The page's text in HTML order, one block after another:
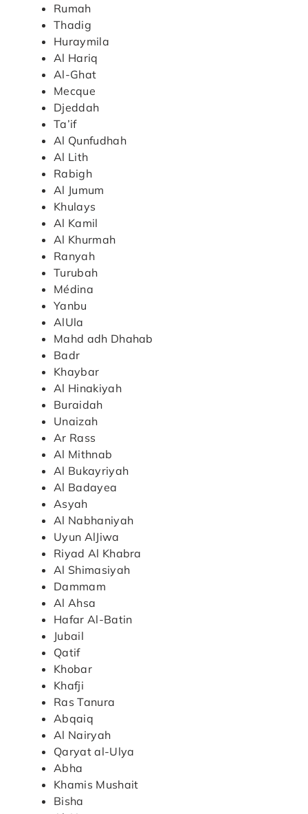
Rumah
Thadig
Huraymila
Al Hariq
Al-Ghat
Mecque
Djeddah
Ta’if
Al Qunfudhah
Al Lith
Rabigh
Al Jumum
Khulays
Al Kamil
Al Khurmah
Ranyah
Turubah
Médina
Yanbu
AlUla
Mahd adh Dhahab
Badr
Khaybar
Al Hinakiyah
Buraidah
Unaizah
Ar Rass
Al Mithnab
Al Bukayriyah
Al Badayea
Asyah
Al Nabhaniyah
Uyun AlJiwa
Riyad Al Khabra
Al Shimasiyah
Dammam
Al Ahsa
Hafar Al-Batin
Jubail
Qatif
Khobar
Khafji
Ras Tanura
Abqaiq
Al Nairyah
Qaryat al-Ulya
Abha
Khamis Mushait
Bisha